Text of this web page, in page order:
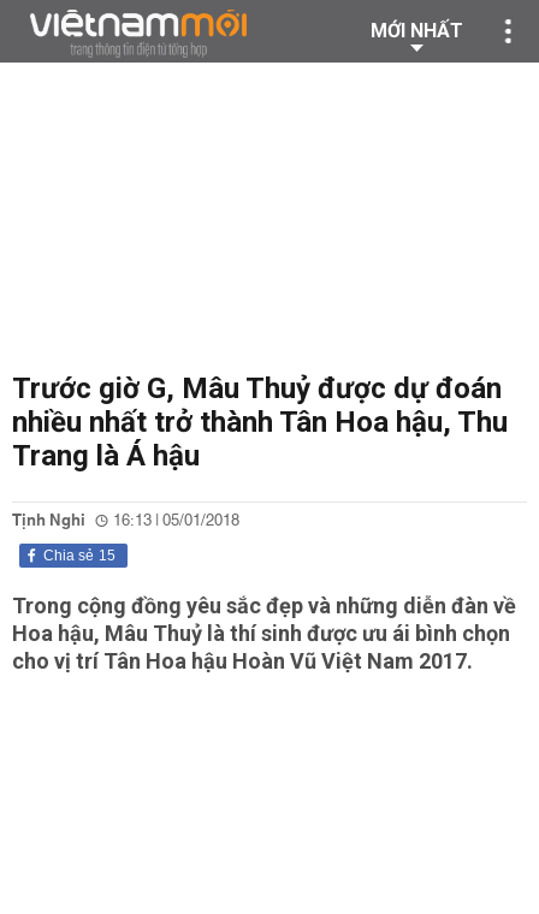
MỚI NHẤT
Trước giờ G, Mâu Thuỷ được dự đoán
nhiều nhất trở thành Tân Hoa hậu, Thu
Trang là Á hậu
Tịnh Nghi 16:13 | 05/01/2018
15
Chia sẻ
Trong cộng đồng yêu sắc đẹp và những diễn đàn về
Hoa hậu, Mâu Thuỷ là thí sinh được ưu ái bình chọn
cho vị trí Tân Hoa hậu Hoàn Vũ Việt Nam 2017.